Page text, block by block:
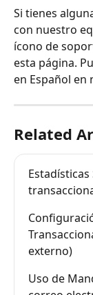
Si tienes
con nuestro
ícono de
esta página.
en Español en
Related
externo)
Uso de